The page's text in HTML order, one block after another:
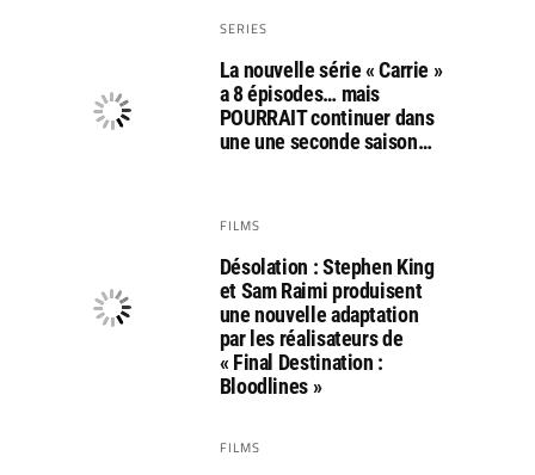
SERIES
La nouvelle série « Carrie »
a 8 épisodes… mais
POURRAIT continuer dans
une une seconde saison…
FILMS
Désolation : Stephen King
et Sam Raimi produisent
une nouvelle adaptation
par les réalisateurs de
« Final Destination :
Bloodlines »
FILMS